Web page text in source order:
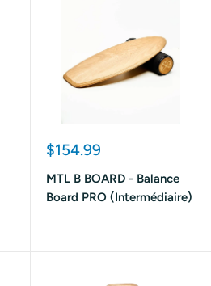
Prix
$154.99
MTL B BOARD - Balance
Board PRO (Intermédiaire)